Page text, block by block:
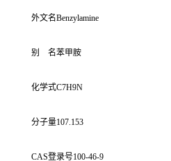
外文名Benzylamine
别 名苯甲胺
化学式C7H9N
分子量107.153
CAS登录号100-46-9